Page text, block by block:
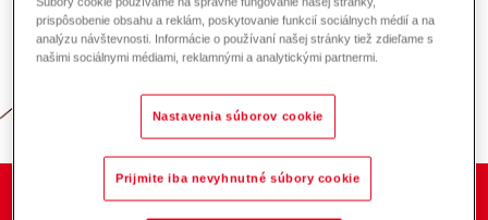
Zodpovednosť za energiu a životné
prostredie
prispôsobenie obsahu a reklám, poskytovanie funkcií sociálnych médií a na
analýzu návštevnosti. Informácie o používaní našej stránky tiež zdieľame s
našimi sociálnymi médiami, reklamnými a analytickými partnermi.
Nastavenia súborov cookie
Prijmite iba nevyhnutné súbory cookie